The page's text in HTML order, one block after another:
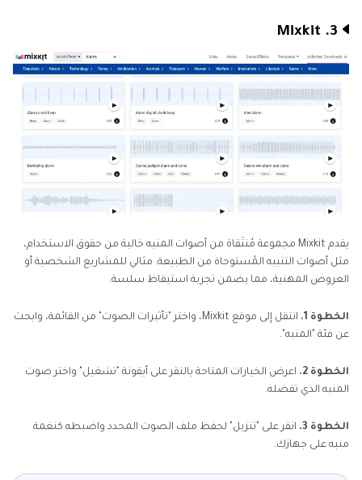
3. Mixkit
يقدم Mixkit مجموعة مُنتَقاة من أصوات المنبه خالية من حقوق الاستخدام،
مثل أصوات التنبيه المُستوحاة من الطبيعة. مثالي للمشاريع الشخصية أو
العروض المهنية، مما يضمن تجربة استيقاظ سلسة.
الخطوة 1.
انتقل إلى موقع Mixkit، واختر "تأثيرات الصوت" من القائمة، وابحث
عن فئة "المنبه".
الخطوة 2.
اعرض الخيارات المتاحة بالنقر على أيقونة "تشغيل" واختر صوت
المنبه الذي تفضله.
الخطوة 3.
انقر على "تنزيل" لحفظ ملف الصوت المحدد واضبطه كنغمة
منبه على جهازك.